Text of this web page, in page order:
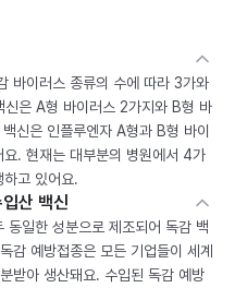
바이러스 종류의 수에 따라 3가와
은 A형 바이러스 2가지와 B형 바
신은 인플루엔자 A형과 B형 바이
. 현재는 대부분의 병원에서 4가
고 있어요.
산 백신
동일한 성분으로 제조되어 독감 백
감 예방접종은 모든 기업들이 세계
받아 생산돼요. 수입된 독감 예방